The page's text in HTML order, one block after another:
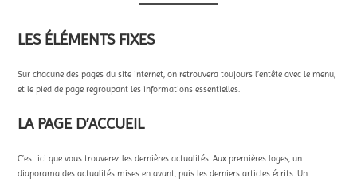
LES ÉLÉMENTS FIXES
Sur chacune des pages du site internet, on retrouvera toujours l’entête avec le menu,
et le pied de page regroupant les informations essentielles.
LA PAGE D’ACCUEIL
C’est ici que vous trouverez les dernières actualités. Aux premières loges, un
diaporama des actualités mises en avant, puis les derniers articles écrits. Un